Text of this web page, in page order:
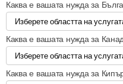
Каква е вашата нужда за
Каква е вашата нужда за
Каква е вашата нужда за